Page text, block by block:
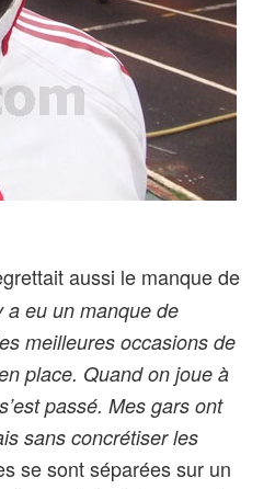
aussi le manque de
a eu un manque de
meilleures occasions de
place. Quand on joue à
passé. Mes gars ont
sans concrétiser les
se sont séparées sur un